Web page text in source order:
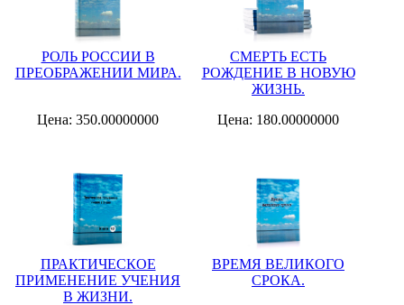
РОЛЬ РОССИИ В
ПРЕОБРАЖЕНИИ МИРА.
Цена: 350.00000000
СМЕРТЬ ЕСТЬ
РОЖДЕНИЕ В НОВУЮ
ЖИЗНЬ.
Цена: 180.00000000
ПРАКТИЧЕСКОЕ
ПРИМЕНЕНИЕ УЧЕНИЯ
В ЖИЗНИ.
ВРЕМЯ ВЕЛИКОГО
СРОКА.